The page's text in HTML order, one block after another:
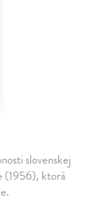
slovenskej
(1956), ktorá